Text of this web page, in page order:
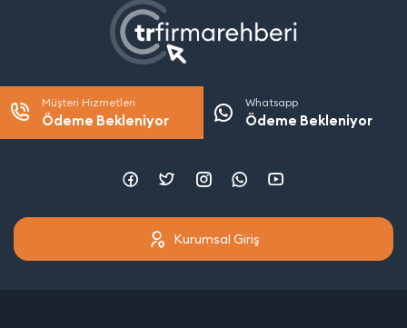
Müşteri Hizmetleri
Ödeme Bekleniyor
Whatsapp
Ödeme Bekleniyor
Kurumsal Giriş